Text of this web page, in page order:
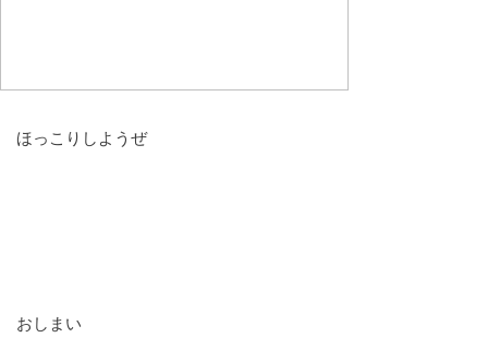
ほっこりしようぜ
おしまい